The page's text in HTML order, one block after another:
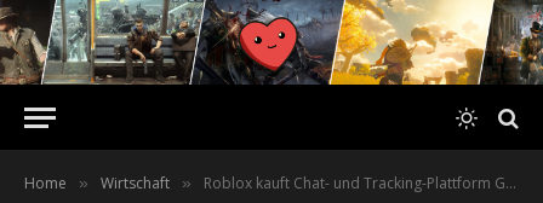
Home » Wirtschaft » Roblox kauft Chat- und Tracking-Plattform Guilded.gg